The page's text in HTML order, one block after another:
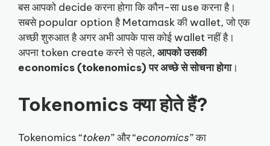
बस आपको decide करना होगा कि कौन-सा use करना है।
सबसे popular option है Metamask की wallet, जो एक
अच्छी शुरुआत है अगर अभी आपके पास कोई wallet नहीं है।
अपना token create करने से पहले, आपको उसकी
economics (tokenomics) पर अच्छे से सोचना होगा।
Tokenomics क्या होते हैं?
Tokenomics “token” और “economics” का